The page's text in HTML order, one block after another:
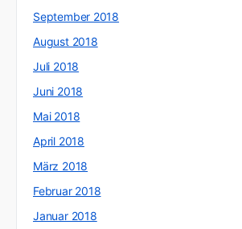
September 2018
August 2018
Juli 2018
Juni 2018
Mai 2018
April 2018
März 2018
Februar 2018
Januar 2018